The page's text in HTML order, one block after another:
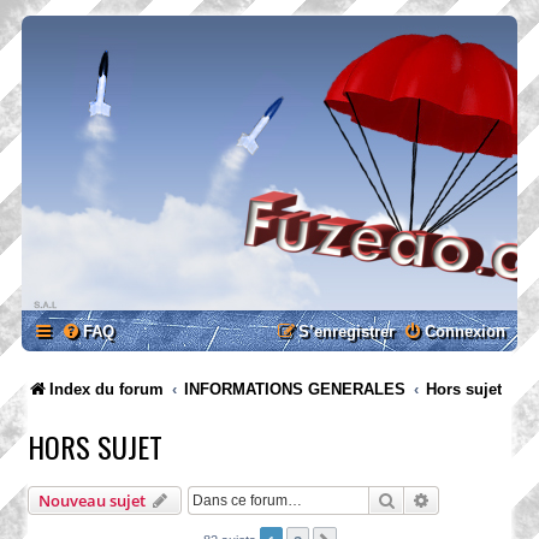
FAQ Connexion
S’enregistrer
Index du forum INFORMATIONS GENERALES Hors sujet
HORS SUJET
Nouveau sujet RechercherRecherche